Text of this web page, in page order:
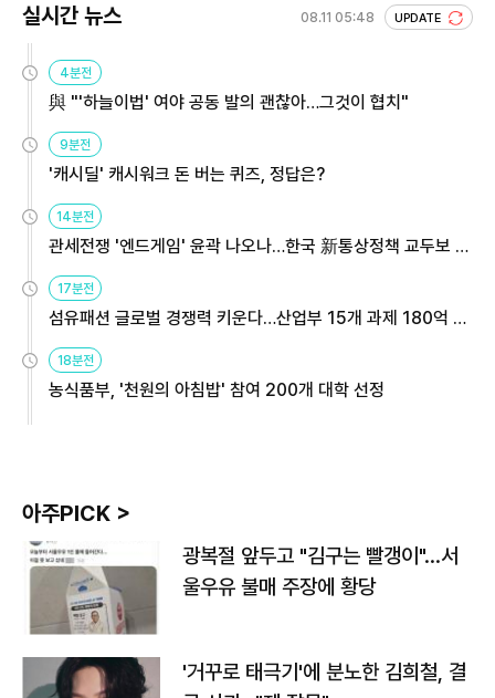
실시간 뉴스 08.11 05:48 UPDATE
4분전
與 "'하늘이법' 여야 공동 발의 괜찮아…그것이 협치"
9분전
'캐시딜' 캐시워크 돈 버는 퀴즈, 정답은?
14분전
관세전쟁 '엔드게임' 윤곽 나오나…한국 新통상정책 교두보 활
17분전
섬유패션 글로벌 경쟁력 키운다…산업부 15개 과제 180억 지
18분전
농식품부, '천원의 아침밥' 참여 200개 대학 선정
아주PICK >
광복절 앞두고 "김구는 빨갱이"…서
울우유 불매 주장에 황당
'거꾸로 태극기'에 분노한 김희철, 결